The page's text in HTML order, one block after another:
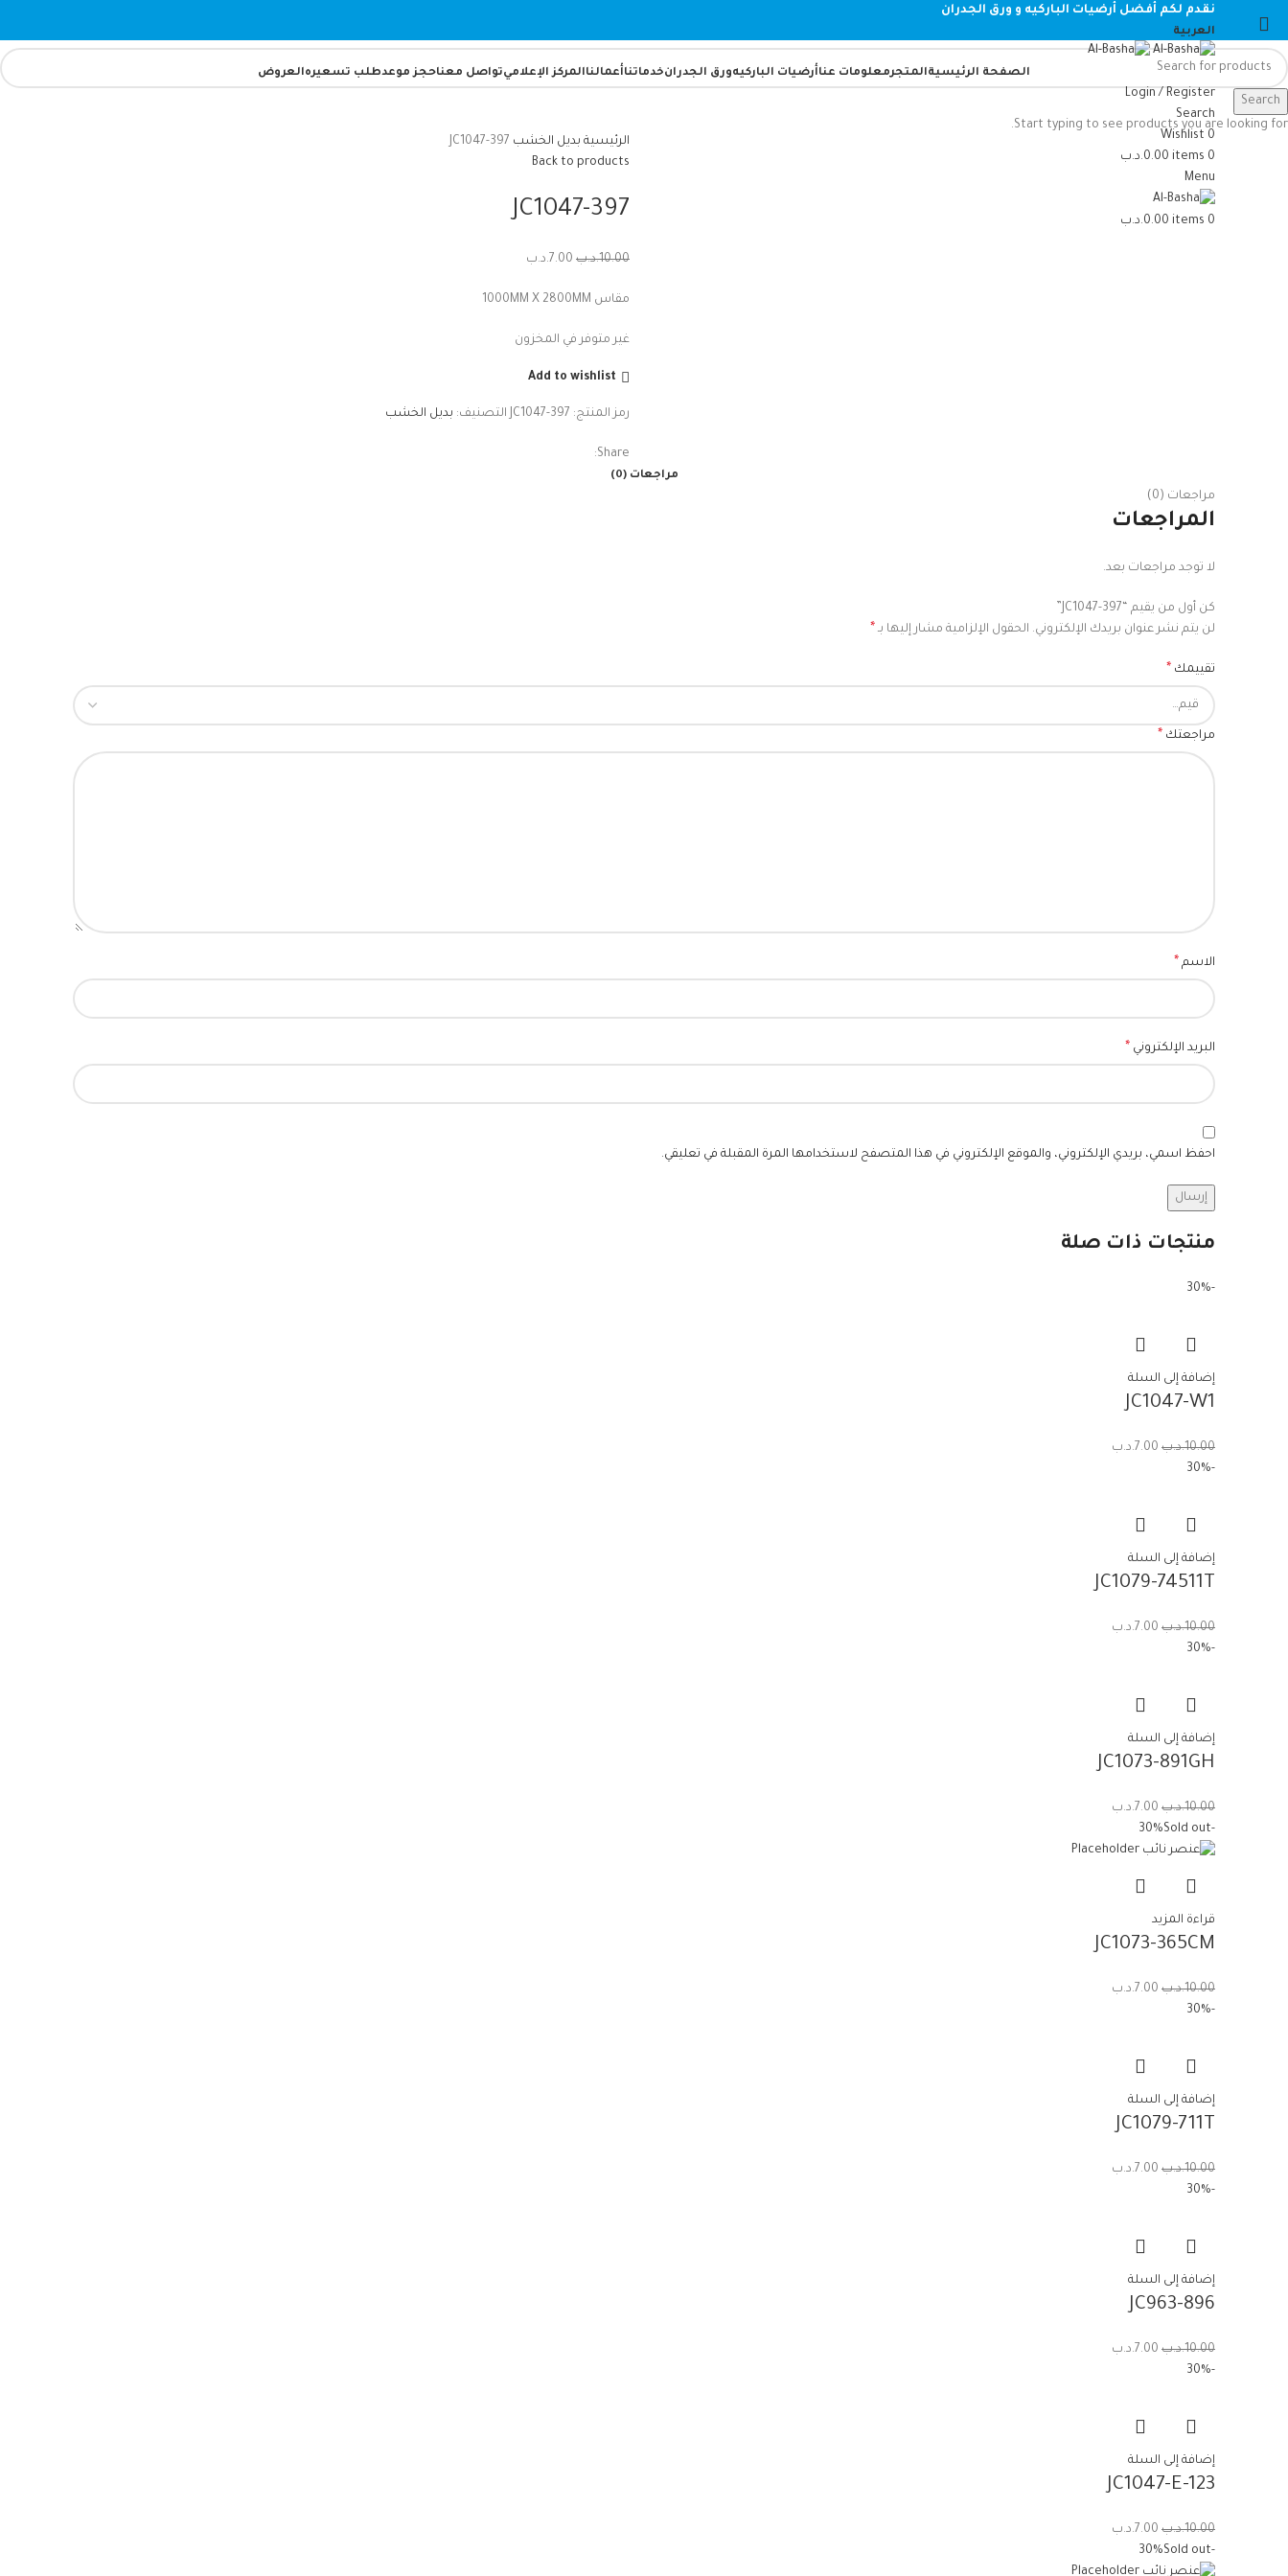
نقدم لكم أفضل أرضيات الباركيه و ورق الجدران
العربية
الصفحة الرئيسيةالمتجرمعلومات عناأرضيات الباركيهورق الجدرانخدماتناأعمالناالمركز الإعلاميتواصل معناحجز موعدطلب تسعيرهالعروض
Login / Register
Search
0
Wishlist
0
items
0.00.د.ب
Menu
0
items
0.00.د.ب
-30%
Sold out الرئيسية بديل الخشب JC1047-397
Back to products
JC1047-397
10.00.د.ب 7.00.د.ب
مقاس 1000MM X 2800MM
غير متوفر في المخزون
Add to wishlist
رمز المنتج: JC1047-397 التصنيف: بديل الخشب
Share:
مراجعات (0)
مراجعات (0)
المراجعات
لا توجد مراجعات بعد.
كن أول من يقيم “JC1047-397”
لن يتم نشر عنوان بريدك الإلكتروني. الحقول الإلزامية مشار إليها بـ *
تقييمك *
مراجعتك *
الاسم *
البريد الإلكتروني *
احفظ اسمي، بريدي الإلكتروني، والموقع الإلكتروني في هذا المتصفح لاستخدامها المرة المقبلة في تعليقي.
منتجات ذات صلة
-30%
إضافة إلى السلة
JC1047-W1
10.00.د.ب 7.00.د.ب
-30%
إضافة إلى السلة
JC1079-74511T
10.00.د.ب 7.00.د.ب
-30%
إضافة إلى السلة
JC1073-891GH
10.00.د.ب 7.00.د.ب
-30%
Sold out
قراءة المزيد
JC1073-365CM
10.00.د.ب 7.00.د.ب
-30%
إضافة إلى السلة
JC1079-711T
10.00.د.ب 7.00.د.ب
-30%
إضافة إلى السلة
JC963-896
10.00.د.ب 7.00.د.ب
-30%
إضافة إلى السلة
JC1047-E-123
10.00.د.ب 7.00.د.ب
-30%
Sold out
Search
Start typing to see products you are looking for.